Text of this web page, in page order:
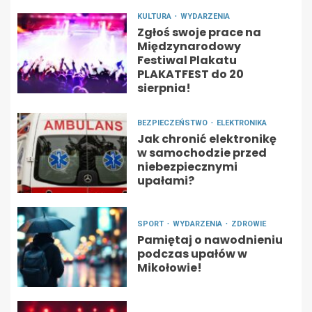
KULTURA WYDARZENIA
Zgłoś swoje prace na
Międzynarodowy
Festiwal Plakatu
PLAKATFEST do 20
sierpnia!
BEZPIECZEŃSTWO ELEKTRONIKA
Jak chronić elektronikę
w samochodzie przed
niebezpiecznymi
upałami?
SPORT WYDARZENIA ZDROWIE
Pamiętaj o nawodnieniu
podczas upałów w
Mikołowie!